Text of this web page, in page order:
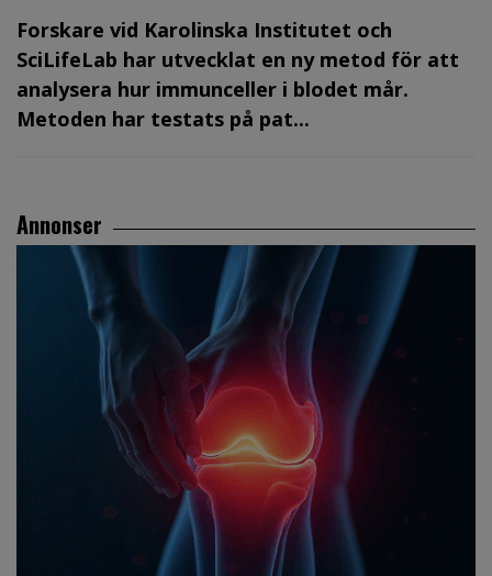
Forskare vid Karolinska Institutet och
SciLifeLab har utvecklat en ny metod för att
analysera hur immunceller i blodet mår.
Metoden har testats på pat...
Annonser